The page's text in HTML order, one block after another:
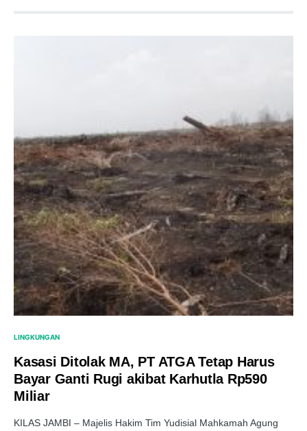
LINGKUNGAN
Kasasi Ditolak MA, PT ATGA Tetap Harus
Bayar Ganti Rugi akibat Karhutla Rp590
Miliar
KILAS JAMBI – Majelis Hakim Tim Yudisial Mahkamah Agung